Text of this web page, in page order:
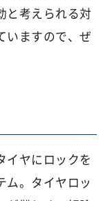
と考えられる対
いますので、ぜ
イヤにロックを
ム。タイヤロッ